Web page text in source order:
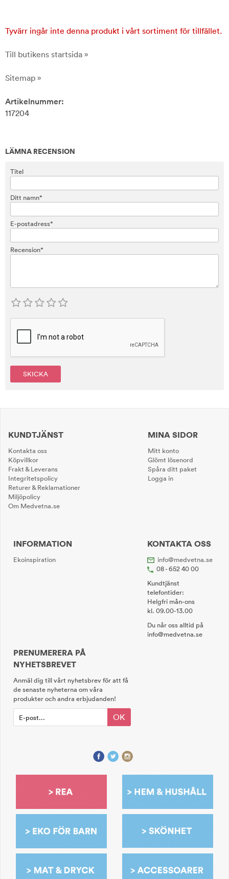
Tyvärr ingår inte denna produkt i vårt sortiment för tillfället.
Till butikens startsida »
Sitemap »
Artikelnummer:
117204
LÄMNA RECENSION
Titel
Ditt namn*
E-postadress*
Recension*
SKICKA
KUNDTJÄNST
Kontakta oss
Köpvillkor
Frakt & Leverans
Integritetspolicy
Returer & Reklamationer
Miljöpolicy
Om Medvetna.se
MINA SIDOR
Mitt konto
Glömt lösenord
Spåra ditt paket
Logga in
INFORMATION
Ekoinspiration
KONTAKTA OSS
info@medvetna.se
08 - 652 40 00
Kundtjänst
telefontider:
Helgfri mån-ons
kl. 09.00-13.00
Du når oss alltid på
info@medvetna.se
PRENUMERERA PÅ
NYHETSBREVET
Anmäl dig till vårt nyhetsbrev för att få
de senaste nyheterna om våra
produkter och andra erbjudanden!
OK